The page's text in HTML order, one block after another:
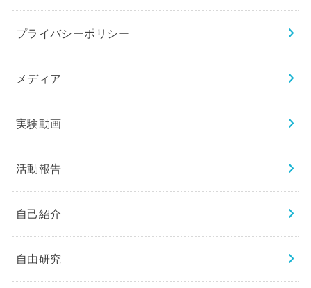
プライバシーポリシー
メディア
実験動画
活動報告
自己紹介
自由研究